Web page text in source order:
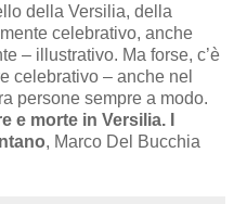
della Versilia, della
celebrativo, anche
– illustrativo. Ma forse, c’è
celebrativo – anche nel
persone sempre a modo.
e morte in Versilia. I
, Marco Del Bucchia